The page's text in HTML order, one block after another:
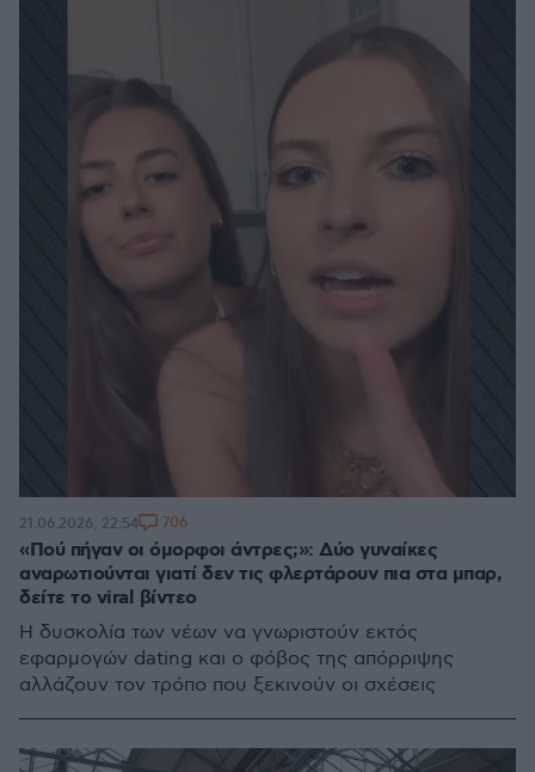
«Πού πήγαν οι όμορφοι άντρες;»: Δύο γυναίκες
αναρωτιούνται γιατί δεν τις φλερτάρουν πια στα μπαρ,
δείτε το viral βίντεο
Η δυσκολία των νέων να γνωριστούν εκτός
εφαρμογών dating και ο φόβος της απόρριψης
αλλάζουν τον τρόπο που ξεκινούν οι σχέσεις
21.06.2026, 22:54 706